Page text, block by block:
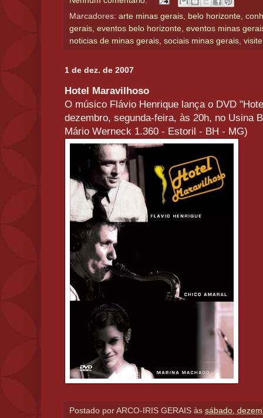
Marcadores: arte minas gerais belo horizonte
gerais eventos belo horizonte eventos minas
noticias de minas gerais sociais minas gerais
1 de dez. de 2007
Hotel Maravilhoso
O músico Flávio Henrique lança o DVD
dezembro, segunda-feira, às 20h, no Usina
Mário Werneck 1.360 - Estoril - BH - MG)
Postado por ARCO-IRIS GERAIS às sábado,